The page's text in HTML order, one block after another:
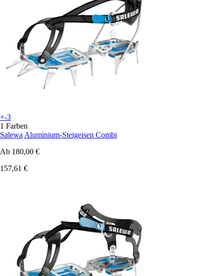
+-3
1 Farben
Salewa Aluminium-Steigeisen Combi
Ab 180,00 €
157,61 €